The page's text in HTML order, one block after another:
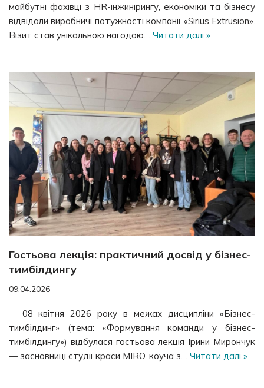
майбутні фахівці з HR-інжинірингу, економіки та бізнесу
відвідали виробничі потужності компанії «Sirius Extrusion».
Візит став унікальною нагодою… Читати далі »
Гостьова лекція: практичний досвід у бізнес-
тимбілдингу
09.04.2026
08 квітня 2026 року в межах дисципліни «Бізнес-
тимбілдинг» (тема: «Формування команди у бізнес-
тимбілдингу») відбулася гостьова лекція Ірини Мирончук
— засновниці студії краси MIRO, коуча з… Читати далі »